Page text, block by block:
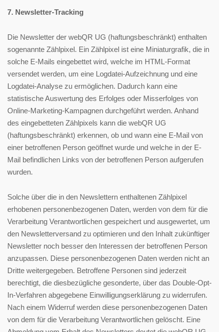
7. Newsletter-Tracking
Die Newsletter der webQR UG (haftungsbeschränkt) enthalten
sogenannte Zählpixel. Ein Zählpixel ist eine Miniaturgrafik, die in
solche E-Mails eingebettet wird, welche im HTML-Format
versendet werden, um eine Logdatei-Aufzeichnung und eine
Logdatei-Analyse zu ermöglichen. Dadurch kann eine
statistische Auswertung des Erfolges oder Misserfolges von
Online-Marketing-Kampagnen durchgeführt werden. Anhand
des eingebetteten Zählpixels kann die webQR UG
(haftungsbeschränkt) erkennen, ob und wann eine E-Mail von
einer betroffenen Person geöffnet wurde und welche in der E-
Mail befindlichen Links von der betroffenen Person aufgerufen
wurden.
Solche über die in den Newslettern enthaltenen Zählpixel
erhobenen personenbezogenen Daten, werden von dem für die
Verarbeitung Verantwortlichen gespeichert und ausgewertet, um
den Newsletterversand zu optimieren und den Inhalt zukünftiger
Newsletter noch besser den Interessen der betroffenen Person
anzupassen. Diese personenbezogenen Daten werden nicht an
Dritte weitergegeben. Betroffene Personen sind jederzeit
berechtigt, die diesbezügliche gesonderte, über das Double-Opt-
In-Verfahren abgegebene Einwilligungserklärung zu widerrufen.
Nach einem Widerruf werden diese personenbezogenen Daten
von dem für die Verarbeitung Verantwortlichen gelöscht. Eine